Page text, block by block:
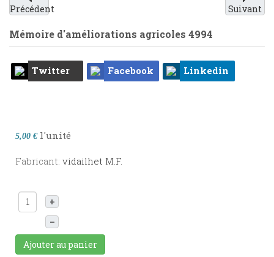
Précédent Suivant
Mémoire d'améliorations agricoles 4994
Twitter Facebook Linkedin
5,00 € l'unité
Fabricant: vidailhet M.F.
+
–
Ajouter au panier